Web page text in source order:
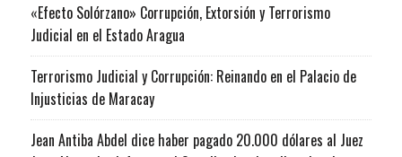
«Efecto Solórzano» Corrupción, Extorsión y Terrorismo
Judicial en el Estado Aragua
Terrorismo Judicial y Corrupción: Reinando en el Palacio de
Injusticias de Maracay
Jean Antiba Abdel dice haber pagado 20.000 dólares al Juez